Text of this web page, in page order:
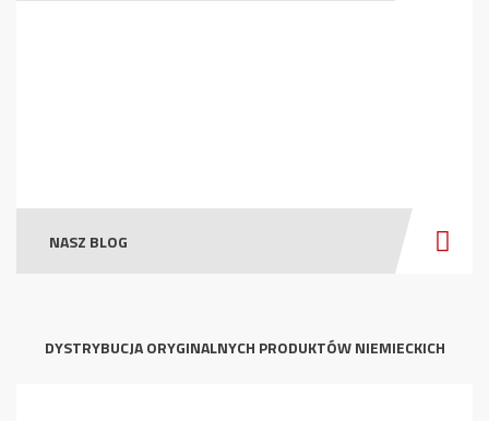
NASZ BLOG
DYSTRYBUCJA ORYGINALNYCH PRODUKTÓW NIEMIECKICH